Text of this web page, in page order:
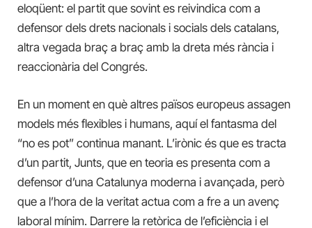
eloqüent: el partit que sovint es reivindica com a
defensor dels drets nacionals i socials dels catalans,
altra vegada braç a braç amb la dreta més rància i
reaccionària del Congrés.
En un moment en què altres països europeus assagen
models més flexibles i humans, aquí el fantasma del
“no es pot” continua manant. L’irònic és que es tracta
d’un partit, Junts, que en teoria es presenta com a
defensor d’una Catalunya moderna i avançada, però
que a l’hora de la veritat actua com a fre a un avenç
laboral mínim. Darrere la retòrica de l’eficiència i el